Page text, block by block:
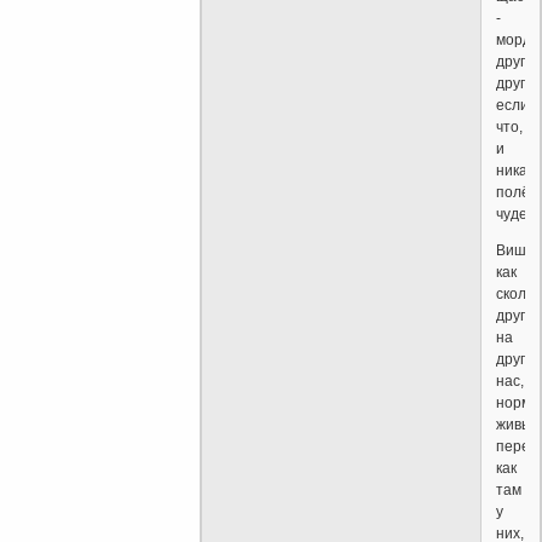
-
друг
другу,
если
что,
и
чудес.
Вишь
как
друг
на
друга
нас,
живых,
как
там
у
них,